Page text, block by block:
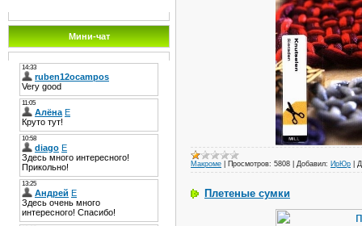
Мини-чат
Макроме Просмотров: 5808 Добавил: ИрЮр
Плетеные сумки